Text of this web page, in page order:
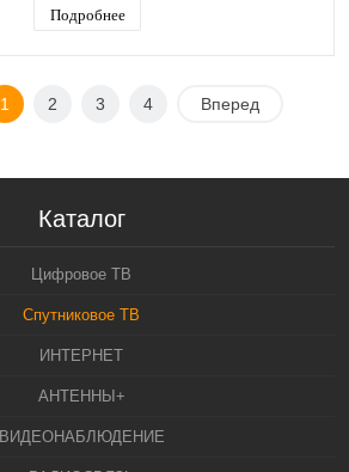
Подробнее
1 2 3 4 Вперед
Каталог
Цифровое ТВ
Спутниковое ТВ
ИНТЕРНЕТ
АНТЕННЫ+
ВИДЕОНАБЛЮДЕНИЕ